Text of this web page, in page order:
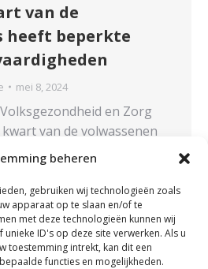
beheren
gebruiken wij technologieën zoals
apparaat op te slaan en/of te
met deze technologieën kunnen wij
ID's op deze site verwerken. Als u
toestemming intrekt, kan dit een
functies en mogelijkheden.
van de
heeft beperkte
mei 8, 2024
en Zorg
van de volwassenen
beperkte
heeft. Deze
vaak nadelige effecten
is dat
vaker
beperkte